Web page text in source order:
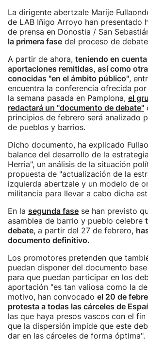
La dirigente abertzale Marije
de LAB Iñigo Arroyo han presentado
de prensa en Donostia / San
la primera fase del proceso de
A partir de ahora, teniendo en cuenta
aportaciones remitidas, así como
conocidas "en el ámbito público",
encuentra la conferencia ofrecida
la semana pasada en Pamplona, el
redactará un "documento de debate"
principios de febrero será analizado
de pueblos y barrios.
Dicho documento, ha explicado
balance del desarrollo de la
Herria", un análisis de la situación
propuesta de "actualización de la
izquierda abertzale y un modelo de
militancia para llevar a cabo dicha
En la segunda fase se han previsto
asamblea de barrio y pueblo celebre
debate, a partir del 27 de febrero,
documento definitivo.
Los promotores pretenden que
puedan disponer del documento
para que puedan participar en los
aportación "es tan valiosa como la
motivo, han convocado el 20 de
protesta a todas las cárceles de
las que haya presos vascos con el
que la dispersión impide que este
dar en las cárceles de forma óptima".